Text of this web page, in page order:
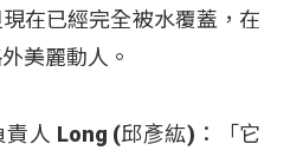
在已經完全被水覆蓋，在
美麗動人。
人 Long (邱彥紘)：「它